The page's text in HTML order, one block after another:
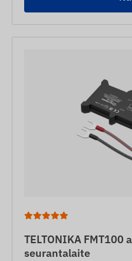
TELTONIKA FMT100
seurantalaite